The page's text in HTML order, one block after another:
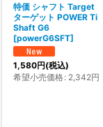
特価 シャフト Target
ターゲット POWER Ti
Shaft G6
[powerG6SFT]
1,580円(税込)
希望小売価格: 2,342円